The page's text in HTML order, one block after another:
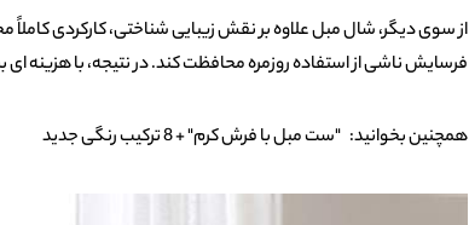
از سوی دیگر، شال مبل علاوه بر نقش زیبایی‌ شناختی، کارکردی کاملاً
فرسایش ناشی از استفاده روزمره محافظت کند. در نتیجه، با هزینه‌
همچنین بخوانید: "ست مبل با فرش کرم" + 8 ترکیب رنگی جدید